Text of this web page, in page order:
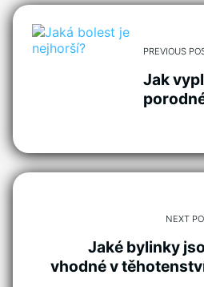
PREVIOUS
Jak
NEXT
Jaké bylinky
vhodné v